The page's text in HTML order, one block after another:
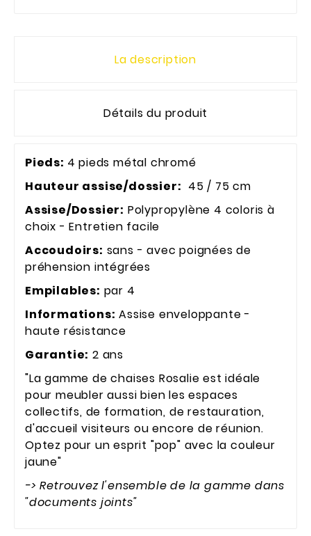
La description
Détails du produit
Pieds: 4 pieds métal chromé
Hauteur assise/dossier: 45 / 75 cm
Assise/Dossier: Polypropylène 4 coloris à
choix - Entretien facile
Accoudoirs: sans - avec poignées de
préhension intégrées
Empilables: par 4
Informations: Assise enveloppante -
haute résistance
Garantie: 2 ans
"La gamme de chaises Rosalie est idéale
pour meubler aussi bien les espaces
collectifs, de formation, de restauration,
d'accueil visiteurs ou encore de réunion.
Optez pour un esprit "pop" avec la couleur
jaune"
-> Retrouvez l'ensemble de la gamme dans
"documents joints"